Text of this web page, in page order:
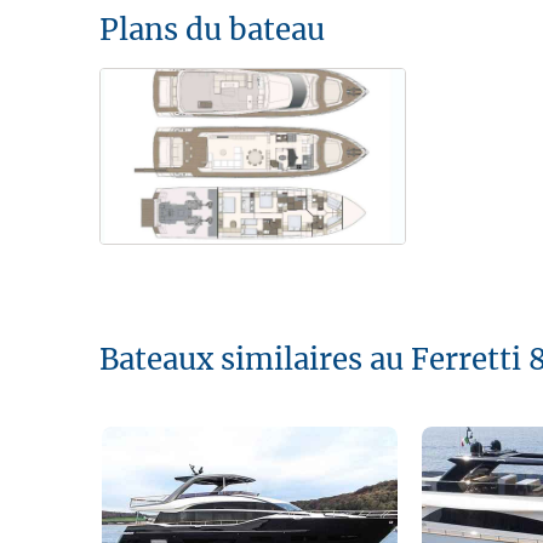
Plans du bateau
Bateaux similaires au Ferretti